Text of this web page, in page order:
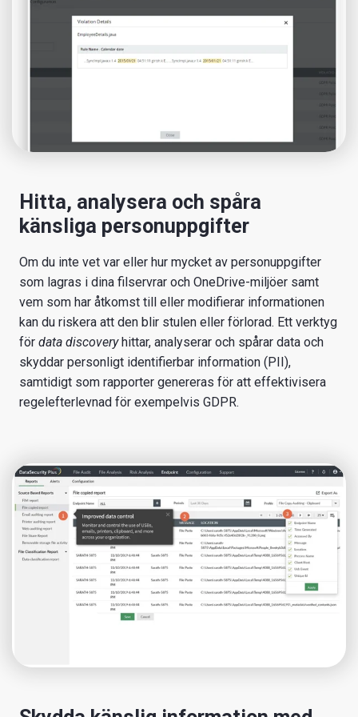
Hitta, analysera och spåra
känsliga personuppgifter
Om du inte vet var eller hur mycket av personuppgifter
som lagras i dina filservrar och OneDrive-miljöer samt
vem som har åtkomst till eller modifierar informationen
kan du riskera att den blir stulen eller förlorad. Ett verktyg
för data discoveryhittar, analyserar och spårar data och
skyddar personligt identifierbar information (PII),
samtidigt som rapporter genereras för att effektivisera
regelefterlevnad för exempelvis GDPR.